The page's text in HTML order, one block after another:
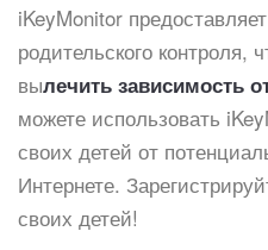
iKeyMonitor
родительского контроля,
вылечить зависимость
можете использовать
своих детей от
Интернете.
своих детей!